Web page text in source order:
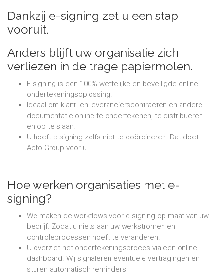
Dankzij e-signing zet u een stap
vooruit.
Anders blijft uw organisatie zich
verliezen in de trage papiermolen.
E-signing is een 100% wettelijke en beveiligde online
ondertekeningsoplossing.
Ideaal om klant- en leverancierscontracten en andere
documentatie online te ondertekenen, te distribueren
en op te slaan.
U hoeft e-signing zelfs niet te coördineren. Dat doet
Acto Group voor u.
Hoe werken organisaties met e-
signing?
We maken de workflows voor e-signing op maat van uw
bedrijf. Zodat u niets aan uw werkstromen en
controleprocessen hoeft te veranderen.
U overziet het ondertekeningsproces via een online
dashboard. Wij signaleren eventuele vertragingen en
sturen automatisch reminders.